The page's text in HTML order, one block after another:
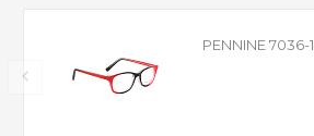
PENNINE 7036-1